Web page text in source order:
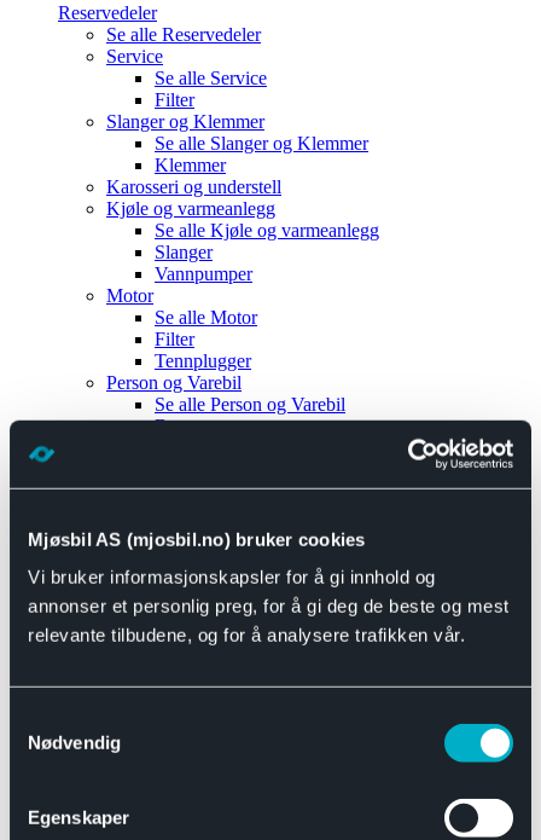
Mjøsbil AS (mjosbil.no) bruker cookies
Vi bruker informasjonskapsler for å gi innhold og
annonser et personlig preg, for å gi deg de beste og mest
relevante tilbudene, og for å analysere trafikken vår.
Nødvendig
Egenskaper
Reservedeler
Se alle Reservedeler
Service
Se alle Service
Filter
Slanger og Klemmer
Se alle Slanger og Klemmer
Klemmer
Karosseri og understell
Kjøle og varmeanlegg
Se alle Kjøle og varmeanlegg
Slanger
Vannpumper
Motor
Se alle Motor
Filter
Tennplugger
Person og Varebil
Se alle Person og Varebil
Brems
Motor og drivverk
Se alle Universal
Bremsedeler
Se alle Bremsedeler
Bremsenippler
Drivline og motor
Se alle Drivline og motor
Eksosanlegg